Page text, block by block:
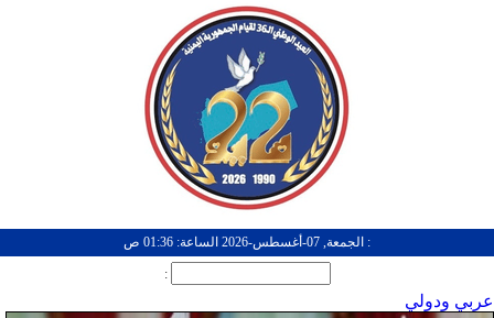
: الجمعة, 07-أغسطس-2026 الساعة: 01:36 ص
:
عربي ودولي